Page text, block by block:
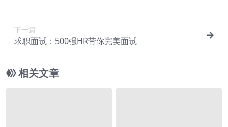
下一篇
求职面试：500强HR带你完美面试
相关文章